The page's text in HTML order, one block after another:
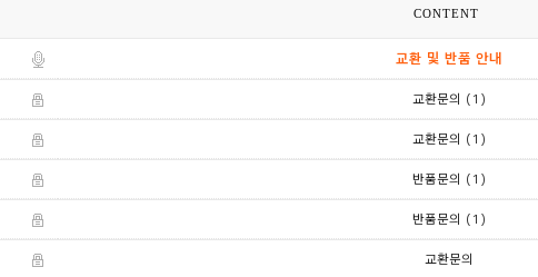
CONTENT
교환 및 반품 안내
교환문의 (1)
교환문의 (1)
반품문의 (1)
반품문의 (1)
교환문의